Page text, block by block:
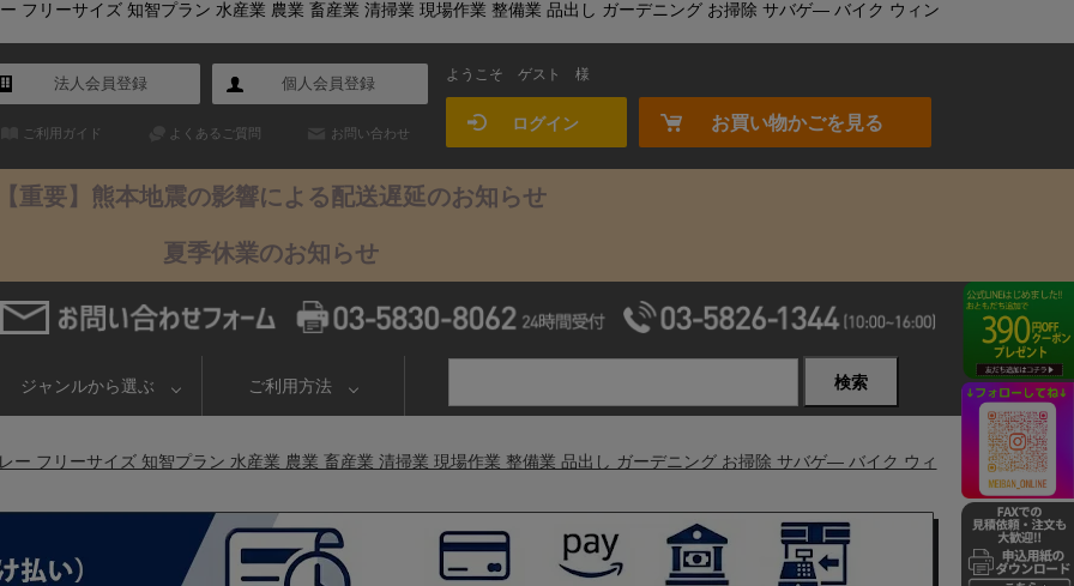
フリーサイズ 知智プラン 水産業 農業 畜産業 清掃業 現場作業 整備業 品出し ガーデニング お掃除 サバゲ― バイク ウィン
法人会員登録 個人会員登録
ご利用ガイド よくあるご質問 お問い合わせ
ようこそ ゲスト 様
ログイン お買い物かごを見る
重要】熊本地震の影響による配送遅延のお知らせ
夏季休業のお知らせ
ジャンルから選ぶ ご利用方法 検索
ー フリーサイズ 知智プラン 水産業 農業 畜産業 清掃業 現場作業 整備業 品出し ガーデニング お掃除 サバゲ― バイク ウィ